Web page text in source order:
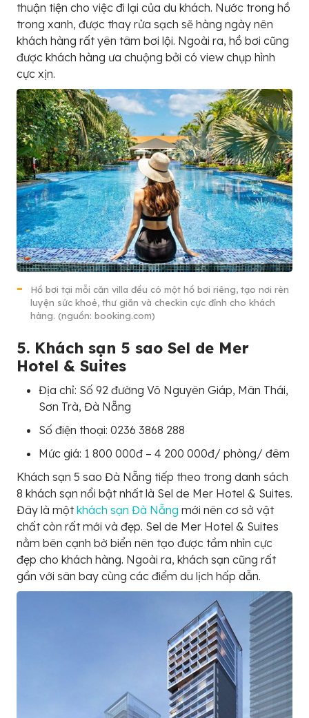
thuận tiện cho việc đi lại của du khách. Nước trong hồ
trong xanh, được thay rửa sạch sẽ hàng ngày nên
khách hàng rất yên tâm bơi lội. Ngoài ra, hồ bơi cũng
được khách hàng ưa chuộng bởi có view chụp hình
cực xịn.
Hồ bơi tại mỗi căn villa đều có một hồ bơi riêng, tạo nơi rèn
luyện sức khoẻ, thư giãn và checkin cực đỉnh cho khách
hàng. (nguồn: booking.com)
5. Khách sạn 5 sao Sel de Mer
Hotel & Suites
Địa chỉ: Số 92 đường Võ Nguyên Giáp, Mân Thái,
Sơn Trà, Đà Nẵng
Số điện thoại: 0236 3868 288
Mức giá: 1 800 000đ – 4 200 000đ/ phòng/ đêm
Khách sạn 5 sao Đà Nẵng tiếp theo trong danh sách
8 khách sạn nổi bật nhất là Sel de Mer Hotel & Suites.
Đây là mộtkhách sạn Đà Nẵng mới nên cơ sở vật
chất còn rất mới và đẹp. Sel de Mer Hotel & Suites
nằm bên cạnh bờ biển nên tạo được tầm nhìn cực
đẹp cho khách hàng. Ngoài ra, khách sạn cũng rất
gần với sân bay cùng các điểm du lịch hấp dẫn.